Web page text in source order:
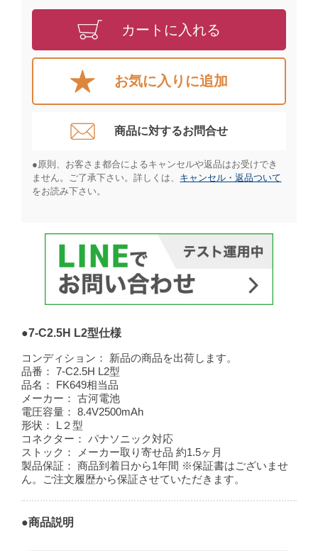
カートに入れる
お気に入りに追加
商品に対するお問合せ​
●原則、お客さま都合によるキャンセルや返品はお受けでき
ません。ご了承下さい。詳しくは、 キャンセル・返品ついて
をお読み下さい。​
●7-C2.5H L2型仕様
コンディション：
新品の商品を出荷します。
品番：
7-C2.5H L2型
品名：
FK649相当品
メーカー：
古河電池
電圧容量：
8.4V2500mAh
形状：
L２型
コネクター：
パナソニック対応
ストック：
メーカー取り寄せ品 約1.5ヶ月
製品保証：
商品到着日から1年間 ※保証書はございませ
ん。ご注文履歴から保証させていただきます。
●商品説明